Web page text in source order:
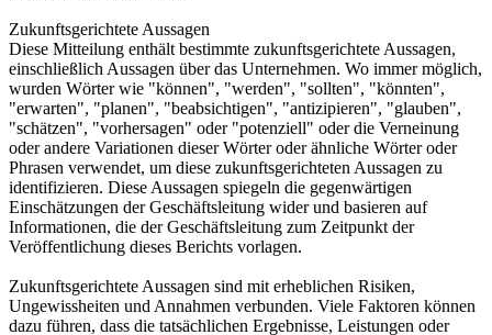
Zukunftsgerichtete Aussagen
Diese Mitteilung enthält bestimmte zukunftsgerichtete Aussagen,
einschließlich Aussagen über das Unternehmen. Wo immer möglich,
wurden Wörter wie "können", "werden", "sollten", "könnten",
"erwarten", "planen", "beabsichtigen", "antizipieren", "glauben",
"schätzen", "vorhersagen" oder "potenziell" oder die Verneinung
oder andere Variationen dieser Wörter oder ähnliche Wörter oder
Phrasen verwendet, um diese zukunftsgerichteten Aussagen zu
identifizieren. Diese Aussagen spiegeln die gegenwärtigen
Einschätzungen der Geschäftsleitung wider und basieren auf
Informationen, die der Geschäftsleitung zum Zeitpunkt der
Veröffentlichung dieses Berichts vorlagen.
Zukunftsgerichtete Aussagen sind mit erheblichen Risiken,
Ungewissheiten und Annahmen verbunden. Viele Faktoren können
dazu führen, dass die tatsächlichen Ergebnisse, Leistungen oder